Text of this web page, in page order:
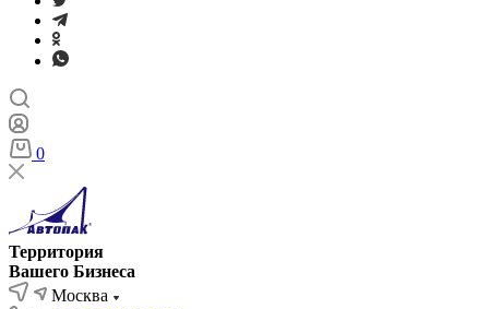
0
Территория
Вашего Бизнеса
Москва